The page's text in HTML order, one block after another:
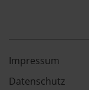
Impressum
Datenschutz